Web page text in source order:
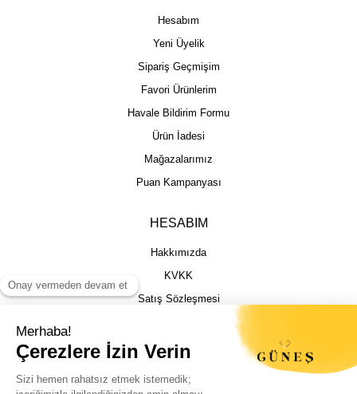
Hesabım
Yeni Üyelik
Sipariş Geçmişim
Favori Ürünlerim
Havale Bildirim Formu
Ürün İadesi
Mağazalarımız
Puan Kampanyası
HESABIM
Hakkımızda
KVKK
Satış Sözleşmesi
İptal İade Şartları
Kargo Takibi